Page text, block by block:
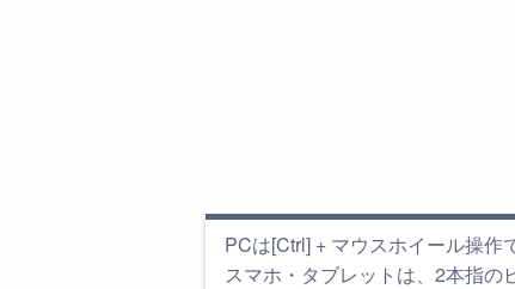
PCは[Ctrl] + マウスホイール操作
スマホ・タブレットは、2本指の